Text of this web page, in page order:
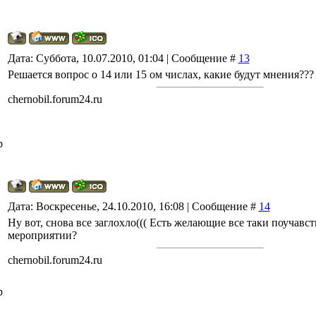
Дата: Суббота, 10.07.2010, 01:04 | Сообщение # 13
Решается вопрос о 14 или 15 ом числах, какие будут мнения???
chernobil.forum24.ru
Дата: Воскресенье, 24.10.2010, 16:08 | Сообщение # 14
Ну вот, снова все заглохло((( Есть желающие все таки
мероприятии?
chernobil.forum24.ru